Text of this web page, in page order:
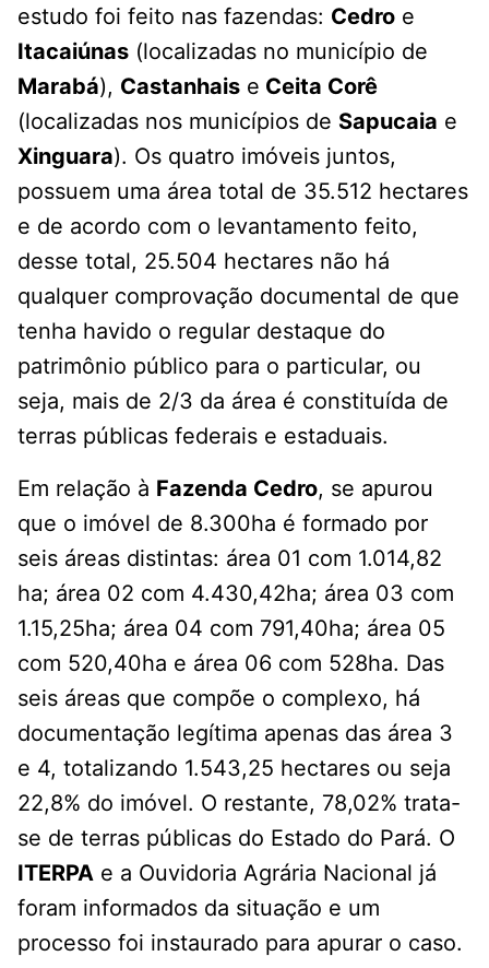
estudo foi feito nas fazendas: Cedro e
Itacaiúnas (localizadas no município de
Marabá), Castanhais e Ceita Corê
(localizadas nos municípios de Sapucaia e
Xinguara). Os quatro imóveis juntos,
possuem uma área total de 35.512 hectares
e de acordo com o levantamento feito,
desse total, 25.504 hectares não há
qualquer comprovação documental de que
tenha havido o regular destaque do
patrimônio público para o particular, ou
seja, mais de 2/3 da área é constituída de
terras públicas federais e estaduais.
Em relação à Fazenda Cedro, se apurou
que o imóvel de 8.300ha é formado por
seis áreas distintas: área 01 com 1.014,82
ha; área 02 com 4.430,42ha; área 03 com
1.15,25ha; área 04 com 791,40ha; área 05
com 520,40ha e área 06 com 528ha. Das
seis áreas que compõe o complexo, há
documentação legítima apenas das área 3
e 4, totalizando 1.543,25 hectares ou seja
22,8% do imóvel. O restante, 78,02% trata-
se de terras públicas do Estado do Pará. O
ITERPA e a Ouvidoria Agrária Nacional já
foram informados da situação e um
processo foi instaurado para apurar o caso.